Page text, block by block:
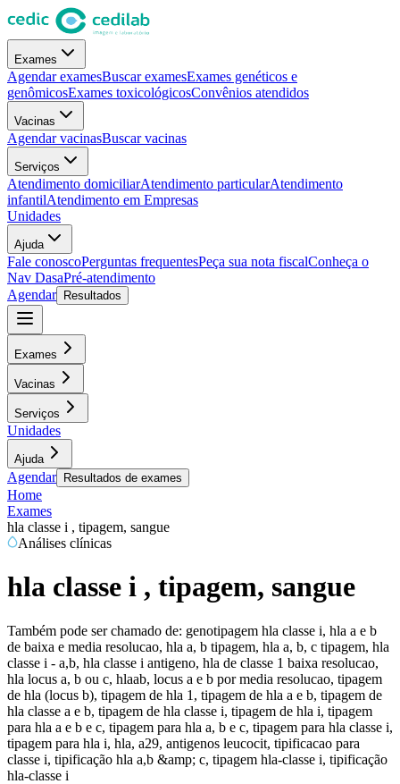
Exames
Agendar examesBuscar examesExames genéticos e
genômicosExames toxicológicosConvênios atendidos
Vacinas
Agendar vacinasBuscar vacinas
Serviços
Atendimento domiciliarAtendimento particularAtendimento
infantilAtendimento em Empresas
Unidades
Ajuda
Fale conoscoPerguntas frequentesPeça sua nota fiscalConheça o
Nav DasaPré-atendimento
Agendar
Resultados
Exames
Vacinas
Serviços
Unidades
Ajuda
Agendar Resultados de exames
Home
Exames
hla classe i , tipagem, sangue
Análises clínicas
hla classe i , tipagem, sangue
Também pode ser chamado de: genotipagem hla classe i, hla a e b
de baixa e media resolucao, hla a, b tipagem, hla a, b, c tipagem, hla
classe i - a,b, hla classe i antigeno, hla de classe 1 baixa resolucao,
hla locus a, b ou c, hlaab, locus a e b por media resolucao, tipagem
de hla (locus b), tipagem de hla 1, tipagem de hla a e b, tipagem de
hla classe a e b, tipagem de hla classe i, tipagem de hla i, tipagem
para hla a e b e c, tipagem para hla a, b e c, tipagem para hla classe i,
tipagem para hla i, hla, a29, antigenos leucocit, tipificacao para
classe i, tipificação hla a,b &amp; c, tipagem hla-classe i, tipificação
hla-classe i